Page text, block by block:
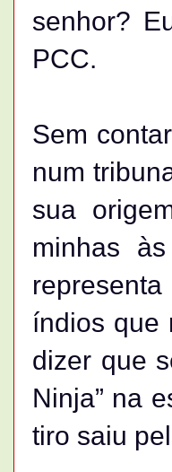
senhor?
PCC.
Sem
num
sua
minhas
índios que
dizer que
Ninja” na
tiro saiu